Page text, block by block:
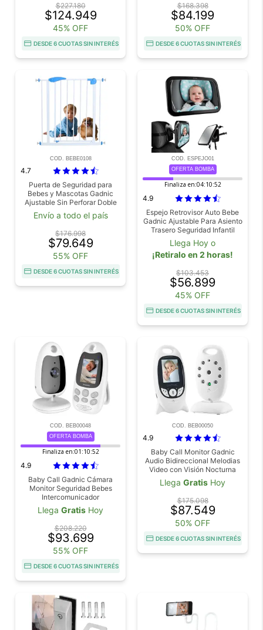
$227.180
$124.949
45% OFF
DESDE 6 CUOTAS SIN INTERÉS
$168.398
$84.199
50% OFF
DESDE 6 CUOTAS SIN INTERÉS
COD. BEBE0108
4.7
Puerta de Seguridad para
Bebes y Mascotas Gadnic
Ajustable Sin Perforar Doble
Traba Cierre Automatico
Doble Sentido Uso Interior
Envío a todo el país
$176.998
$79.649
55% OFF
DESDE 6 CUOTAS SIN INTERÉS
COD. ESPEJO01
OFERTA BOMBA
Finaliza en:04:10:51
4.9
Espejo Retrovisor Auto Bebe
Gadnic Ajustable Para Asiento
Trasero Seguridad Infantil
Material Acrilico ABS
Resistente A Golpes
Llega Hoy o
¡Retiralo en 2 horas!
$103.453
$56.899
45% OFF
DESDE 6 CUOTAS SIN INTERÉS
COD. BEB00048
OFERTA BOMBA
Finaliza en:01:10:51
4.9
Baby Call Gadnic Cámara
Monitor Seguridad Bebes
Intercomunicador
Llega Gratis Hoy
$208.220
$93.699
55% OFF
DESDE 6 CUOTAS SIN INTERÉS
COD. BEB00050
4.9
Baby Call Monitor Gadnic
Audio Bidireccional Melodias
Video con Visión Nocturna
Sensor Temperatura Bateria
540mAh
Llega Gratis Hoy
$175.098
$87.549
50% OFF
DESDE 6 CUOTAS SIN INTERÉS